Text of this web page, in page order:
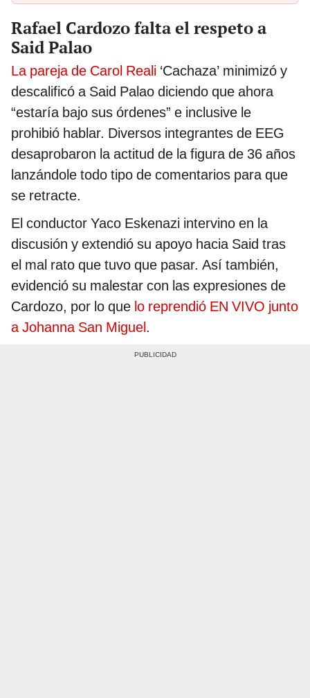
Rafael Cardozo falta el respeto a
Said Palao
La pareja de Carol Reali ‘Cachaza’ minimizó y
descalificó a Said Palao diciendo que ahora
“estaría bajo sus órdenes” e inclusive le
prohibió hablar. Diversos integrantes de EEG
desaprobaron la actitud de la figura de 36 años
lanzándole todo tipo de comentarios para que
se retracte.
El conductor Yaco Eskenazi intervino en la
discusión y extendió su apoyo hacia Said tras
el mal rato que tuvo que pasar. Así también,
evidenció su malestar con las expresiones de
Cardozo, por lo que lo reprendió EN VIVO junto
a Johanna San Miguel.